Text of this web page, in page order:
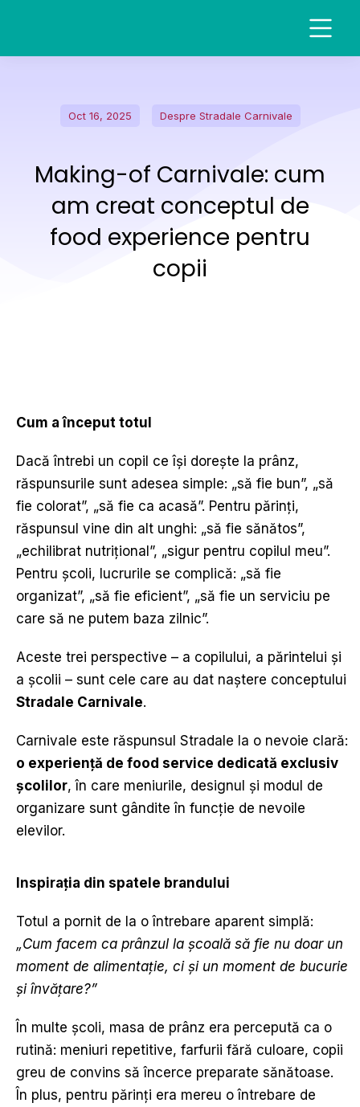
Oct 16, 2025 Despre Stradale Carnivale
Making-of Carnivale: cum
am creat conceptul de
food experience pentru
copii
Cum a început totul
Dacă întrebi un copil ce își dorește la prânz,
răspunsurile sunt adesea simple: „să fie bun”, „să
fie colorat”, „să fie ca acasă”. Pentru părinți,
răspunsul vine din alt unghi: „să fie sănătos”,
„echilibrat nutrițional”, „sigur pentru copilul meu”.
Pentru școli, lucrurile se complică: „să fie
organizat”, „să fie eficient”, „să fie un serviciu pe
care să ne putem baza zilnic”.
Aceste trei perspective – a copilului, a părintelui și
a școlii – sunt cele care au dat naștere conceptului
Stradale Carnivale.
Carnivale este răspunsul Stradale la o nevoie clară:
o experiență de food service dedicată exclusiv
școlilor, în care meniurile, designul și modul de
organizare sunt gândite în funcție de nevoile
elevilor.
Inspirația din spatele brandului
Totul a pornit de la o întrebare aparent simplă:
„Cum facem ca prânzul la școală să fie nu doar un
moment de alimentație, ci și un moment de bucurie
și învățare?”
În multe școli, masa de prânz era percepută ca o
rutină: meniuri repetitive, farfurii fără culoare, copii
greu de convins să încerce preparate sănătoase.
În plus, pentru părinți era mereu o întrebare de